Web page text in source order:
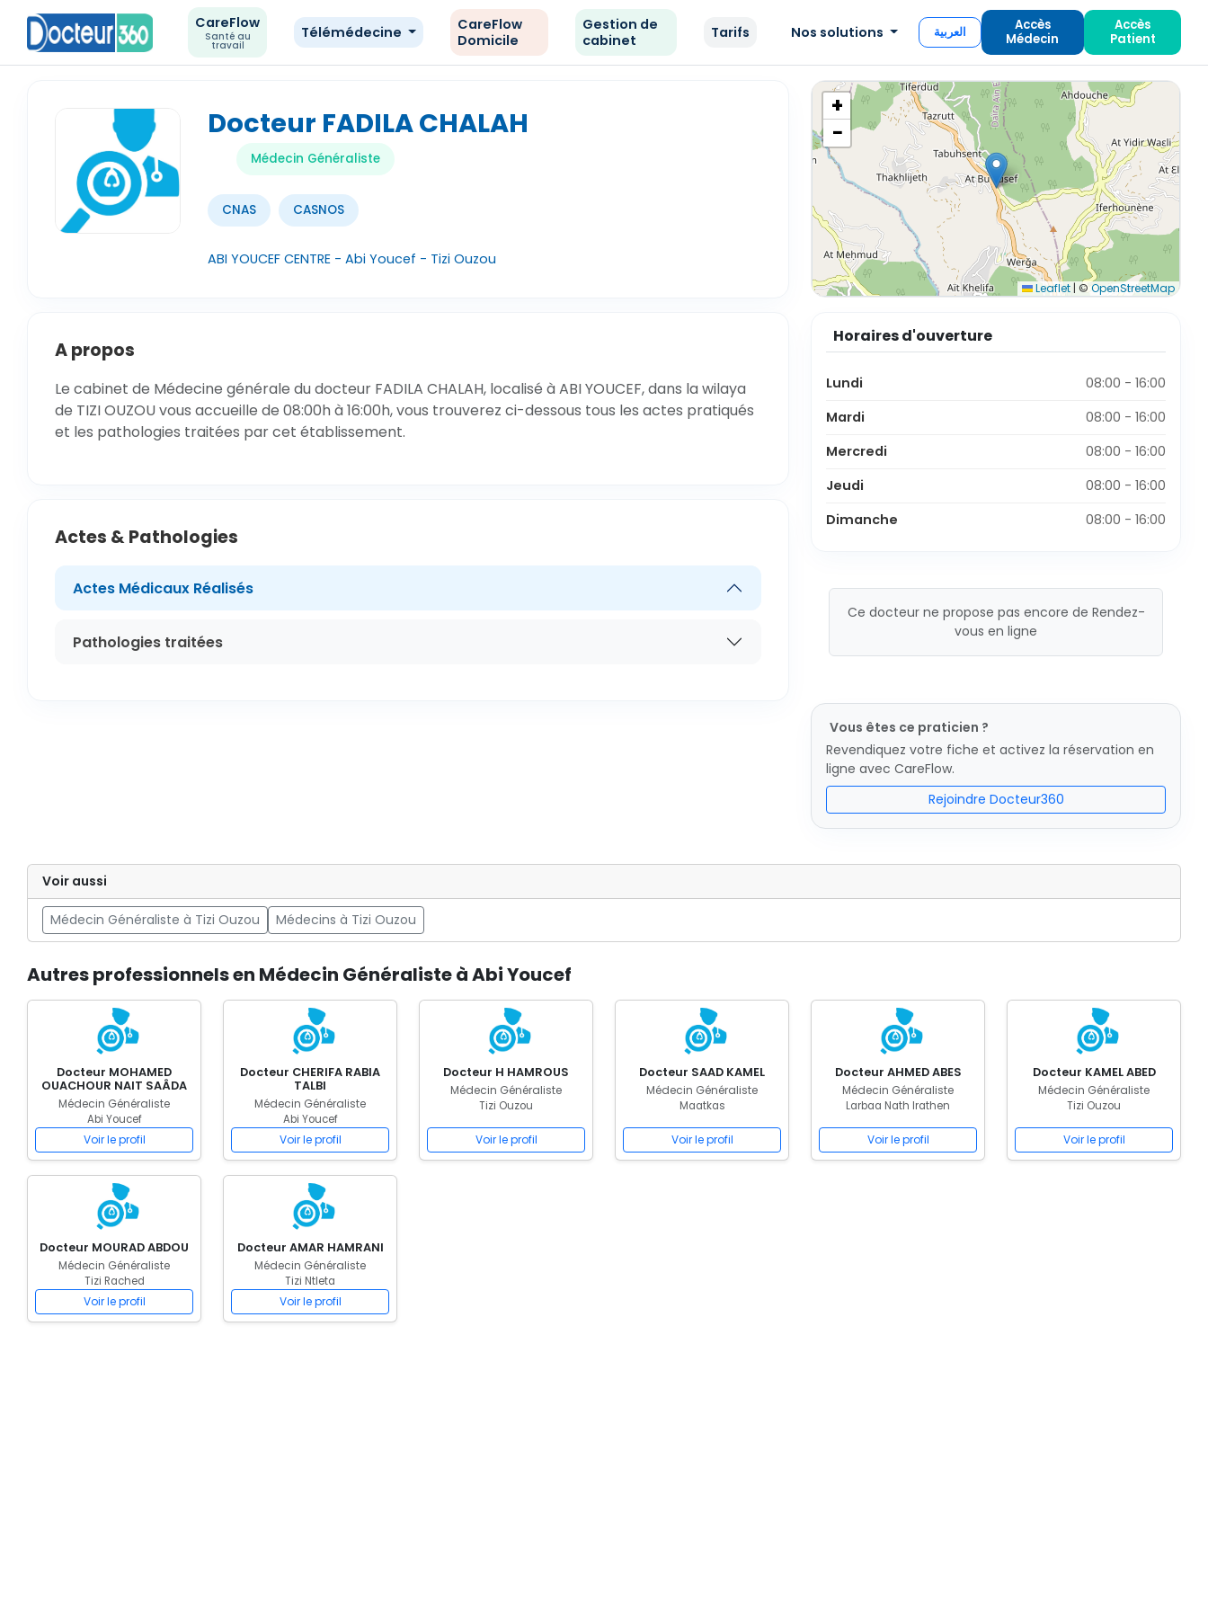
CareFlow
Santé au
travail
Télémédecine
CareFlow
Domicile
Gestion de
cabinet
Tarifs Nos solutions العربية
Accès
Médecin
Accès
Patient
Docteur FADILA CHALAH
Médecin Généraliste
CNAS CASNOS
ABI YOUCEF CENTRE - Abi Youcef - Tizi Ouzou
+
−
Leaflet | ©OpenStreetMap
A propos
Le cabinet de Médecine générale du docteur FADILA CHALAH, localisé à ABI YOUCEF, dans la wilaya
de TIZI OUZOU vous accueille de 08:00h à 16:00h, vous trouverez ci-dessous tous les actes pratiqués
et les pathologies traitées par cet établissement.
Actes & Pathologies
Actes Médicaux Réalisés
Pathologies traitées
Horaires d'ouverture
Lundi
08:00 - 16:00
Mardi
08:00 - 16:00
Mercredi
08:00 - 16:00
Jeudi
08:00 - 16:00
Dimanche
08:00 - 16:00
Ce docteur ne propose pas encore de Rendez-
vous en ligne
Vous êtes ce praticien ?
Revendiquez votre fiche et activez la réservation en
ligne avec CareFlow.
Rejoindre Docteur360
Voir aussi
Médecin Généraliste à Tizi Ouzou Médecins à Tizi Ouzou
Autres professionnels en Médecin Généraliste à Abi Youcef
Docteur MOHAMED
OUACHOUR NAIT SAÂDA
Médecin Généraliste
Abi Youcef
Voir le profil
Docteur CHERIFA RABIA
TALBI
Médecin Généraliste
Abi Youcef
Voir le profil
Docteur H HAMROUS
Médecin Généraliste
Tizi Ouzou
Voir le profil
Docteur SAAD KAMEL
Médecin Généraliste
Maatkas
Voir le profil
Docteur AHMED ABES
Médecin Généraliste
Larbaa Nath Irathen
Voir le profil
Docteur KAMEL ABED
Médecin Généraliste
Tizi Ouzou
Voir le profil
Docteur MOURAD ABDOU
Médecin Généraliste
Tizi Rached
Voir le profil
Docteur AMAR HAMRANI
Médecin Généraliste
Tizi Ntleta
Voir le profil